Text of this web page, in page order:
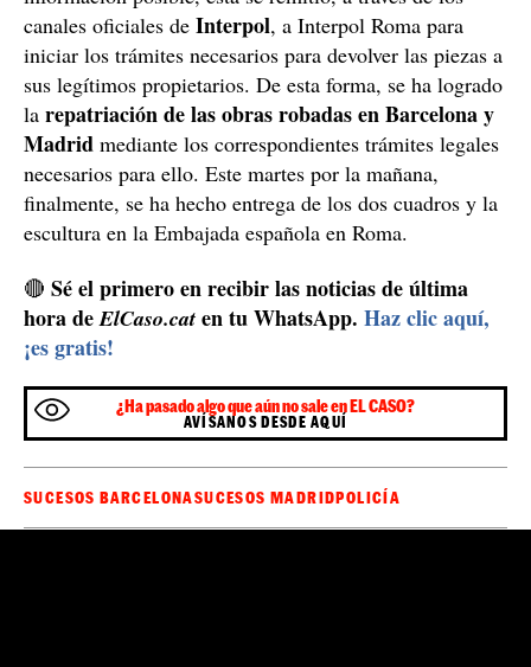
canales oficiales de Interpol, a Interpol Roma para
iniciar los trámites necesarios para devolver las piezas a
sus legítimos propietarios. De esta forma, se ha logrado
la repatriación de las obras robadas en Barcelona y
Madrid mediante los correspondientes trámites legales
necesarios para ello. Este martes por la mañana,
finalmente, se ha hecho entrega de los dos cuadros y la
escultura en la Embajada española en Roma.
🔴 Sé el primero en recibir las noticias de última
hora deElCaso.cat en tu WhatsApp. Haz clic aquí,
¡es gratis!
¿Ha pasado algo que aún no sale en EL CASO?
AVÍSANOS DESDE AQUÍ
SUCESOS BARCELONASUCESOS MADRIDPOLICÍA